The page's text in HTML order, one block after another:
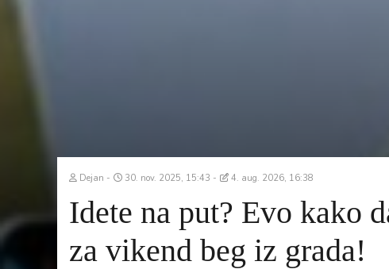
Dejan 30. nov. 2025, 15:43 4. aug. 2026, 16:38
Idete na put? Evo kako
za vikend beg iz grada!